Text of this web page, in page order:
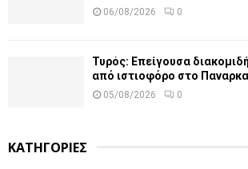
06/08/2026 0
Τυρός: Επείγουσα
από ιστιοφόρο στο
05/08/2026 0
ΚΑΤΗΓΟΡΙΕΣ